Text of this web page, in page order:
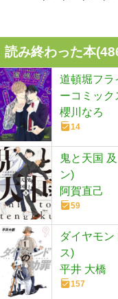
読み終わった本(
道頓堀フラ
ーコミック
櫻川なろ
14
鬼と天国
ン)
阿賀直己
59
ダイヤモ
ス)
平井 大橋
157